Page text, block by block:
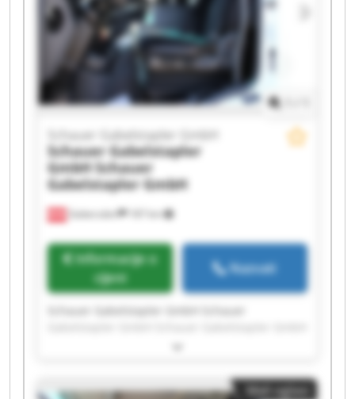
Schauer Gabelstapler GmbH Schauer
Gabelstapler GmbH Schauer Gabelstapler GmbH
Schauer Gabelstapler GmbH Schauer
Gabelstapler GmbH
Gabersdorf 187 km
Schauer Gabelstapler GmbH
Schauer Gabelstapler
GmbH Schauer
Gabelstapler GmbH
Informacije o
cijeni
Nazvati
Schauer Gabelstapler GmbH Schauer
Schauer Gabelstapler GmbH Schauer
Schauer Gabelstapler GmbH Schauer
Gabelstapler GmbH Schauer Gabelstapler GmbH
Mali oglasi